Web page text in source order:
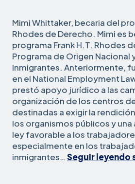
Mimi Whittaker, becaria del
Rhodes de Derecho. Mimi es
programa Frank H.T. Rhodes
Programa de Origen Nacional
Inmigrantes. Anteriormente,
en el National Employment
prestó apoyo jurídico a las
organización de los centros
destinadas a exigir la
los organismos públicos y una
ley favorable a los
especialmente en los
inmigrantes…Seguir leyendo